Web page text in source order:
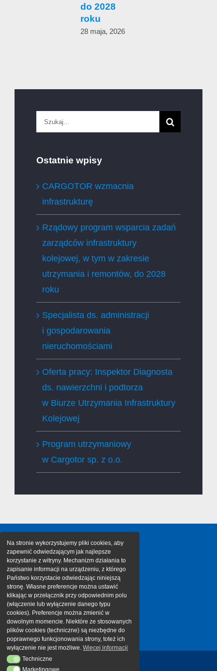
do 2028
roku
28 maja, 2026
Szukaj
Ostatnie wpisy
CARGOTOR wzmacnia
infrastrukturę
Rządowy program wsparcia zadań
zarządców infrastruktury
kolejowej, w tym w zakresie
utrzymania i remontów, do 2028
roku
Specjalista ds. administracji
i gospodarowania
nieruchomościami
Oferta pracy: Inspektor Diagnosta
ds. nawierzchni i podtorza
w Biurze Utrzymania Infrastruktury
Kolejowej
Program utrzymaniowy
w Cargotor sp. z o.o.
Na stronie wykorzystujemy pliki cookies, aby
zapewnić odwiedzającym jak najlepsze
korzystanie z witryny. Mechanizm działania to
zapisanie informacji na urządzeniu, z którego
Państwo korzystacie odwiedzając niniejszą
stronę. Własne preferencje można ustawić
klikając w przełącznik przy odpowiednim polu
(włączenie lub wyłączenie danego typu
cookies). Preferencje można zmienić w
dowolnym momencie. Niektóre ze stosowanych
plików cookies (techniczne) są niezbędne do
poprawnego funkcjonowania strony, toteż ich
wyłączenie nie jest możliwe.Więcej informacji
TechniczneTechniczne
Marketingowe